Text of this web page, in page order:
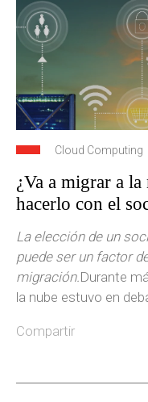
Cloud Computing
¿Va a migrar a la
hacerlo con el
La elección de un
puede ser un factor
migración.Durante
la nube estuvo en
Compartir